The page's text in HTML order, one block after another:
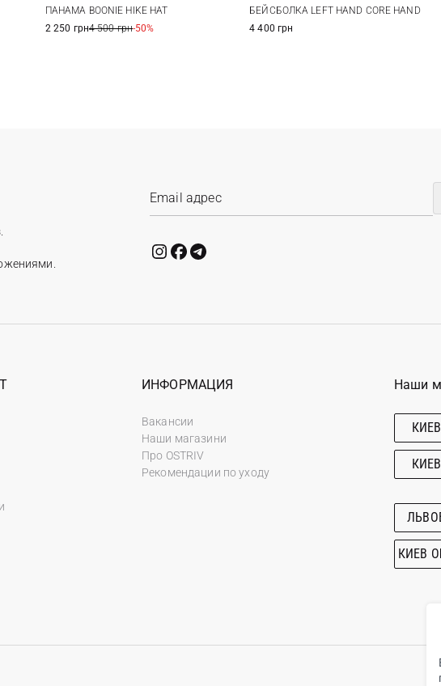
One size
ПАНАМА BOONIE HIKE HAT
2 250 грн4 500 грн-50%
One size
БЕЙСБОЛКА LEFT HAND CORE HAND
4 400 грн
ИНФОРМАЦИЯ
Вакансии
Наши магазини
Про OSTRIV
Рекомендации по уходу
Наши
КИЕВ
КИЕВ
КИЕВ